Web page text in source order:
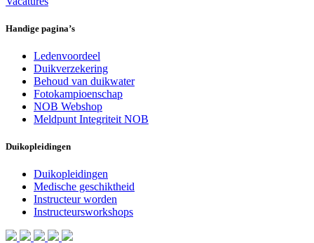
Handige pagina’s
Ledenvoordeel
Duikverzekering
Behoud van duikwater
Fotokampioenschap
NOB Webshop
Meldpunt Integriteit NOB
Duikopleidingen
Duikopleidingen
Medische geschiktheid
Instructeur worden
Instructeursworkshops